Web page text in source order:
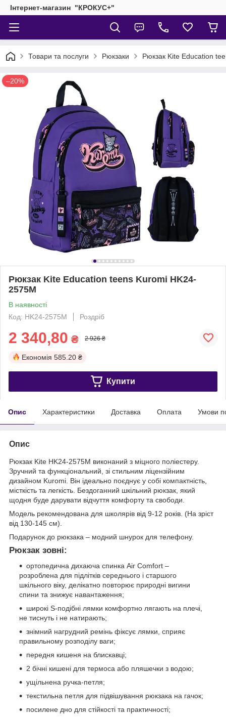
Інтернет-магазин "КРОКУС+"
Товари та послуги Рюкзаки Рюкзак Kite Education
–20%
Рюкзак Kite Education teens Kuromi HK24-
2575M
В наявності
Код: HK24-2575M
Роздріб
2 340,80 ₴ 2 926 ₴
Економія 585.20 ₴
Купити
Опис Характеристики Доставка Оплата Умови
Опис
Рюкзак Kite HK24-2575M виконаний з міцного поліестеру.
Зручний та функціональний, зі стильним ліцензійним
дизайном Kuromi. Він ідеально поєднує у собі компактність,
місткість та легкість. Бездоганний шкільний рюкзак, який
щодня буде дарувати відчуття комфорту та свободи.
Модель рекомендована для школярів від 9-12 років. (На зріст
від 130-145 см).
Подарунок до рюкзака – модний шнурок для телефону.
Рюкзак зовні:
ортопедична дихаюча спинка Air Comfort –
розроблена для підлітків середнього і старшого
шкільного віку, делікатно повторює природні вигини
спини та знижує навантаження;
широкі S-подібні лямки комфортно лягають на плечі,
не тиснуть і не натирають;
знімний нагрудний ремінь фіксує лямки, сприяє
правильному розподілу ваги;
передня кишеня на блискавці;
2 бічні кишені для термоса або пляшечки з водою;
ущільнена ручка-петля;
текстильна петля для підвішування рюкзака на гачок;
посилене дно для стійкості та практичності;